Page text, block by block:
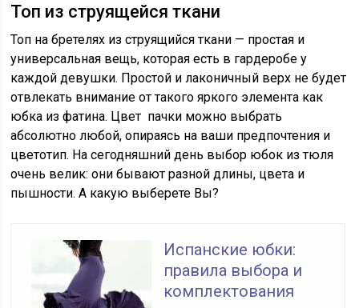
Топ из струящейся ткани
Топ на бретелях из струящийся ткани — простая и
универсальная вещь, которая есть в гардеробе у
каждой девушки. Простой и лаконичный верх не будет
отвлекать внимание от такого яркого элемента как
юбка из фатина. Цвет пачки можно выбрать
абсолютно любой, опираясь на ваши предпочтения и
цветотип. На сегодняшний день выбор юбок из тюля
очень велик: они бывают разной длины, цвета и
пышности. А какую выберете Вы?
Испанские юбки:
правила выбора и
комплектования